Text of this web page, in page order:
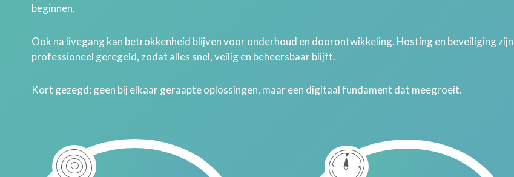
beginnen.
Ook na livegang kan betrokkenheid blijven voor onderhoud en doorontwikkeling. Hosting en beveiliging zijn
professioneel geregeld, zodat alles snel, veilig en beheersbaar blijft.
Kort gezegd: geen bij elkaar geraapte oplossingen, maar een digitaal fundament dat meegroeit.